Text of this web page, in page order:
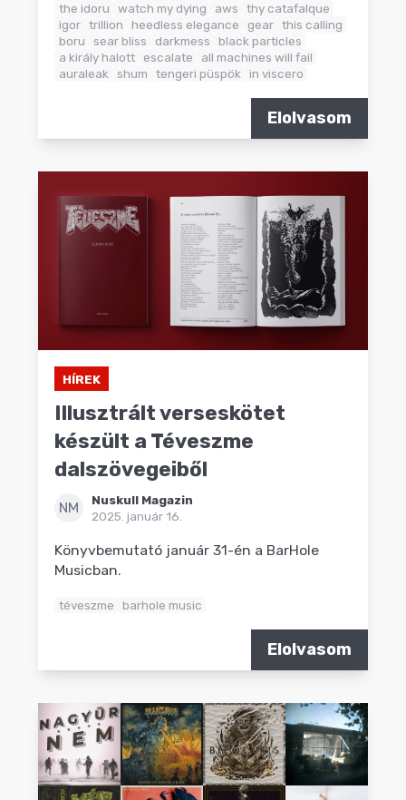
the idoru watch my dying aws
thy catafalque
igor trillion heedless elegance gear this calling
boru
sear bliss darkmess
black particles
a király halott escalate
all machines will fail
auraleak shum tengeri püspök in viscero
Elolvasom
HÍREK
Illusztrált verseskötet
készült a Téveszme
dalszövegeiből
NM
Nuskull Magazin
2025. január 16.
Könyvbemutató január 31-én a BarHole
Musicban.
téveszme barhole music
Elolvasom